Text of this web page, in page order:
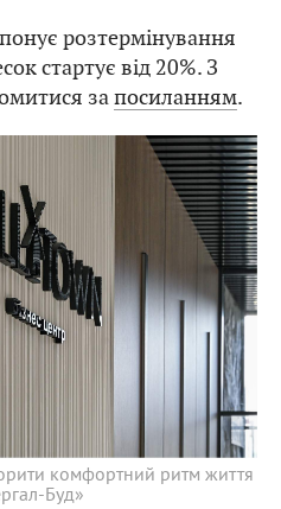
розтермінування
стартує від 20%. З
запосиланням.
комфортний ритм життя
Буд»